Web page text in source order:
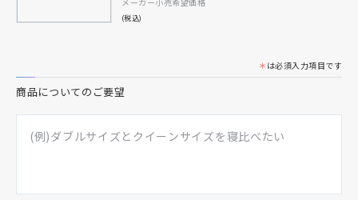
(税込)
＊ は必須入力項目です
商品についてのご要望